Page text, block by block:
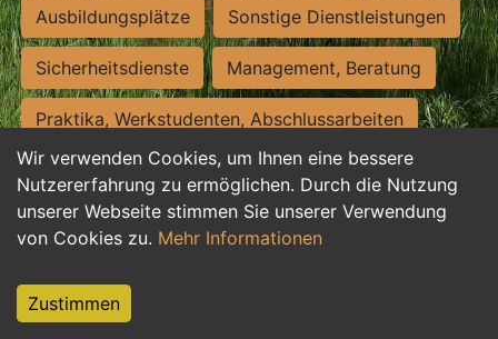
Wir verwenden Cookies, um Ihnen eine bessere
Nutzererfahrung zu ermöglichen. Durch die Nutzung
unserer Webseite stimmen Sie unserer Verwendung
von Cookies zu. Mehr Informationen
Zustimmen
Ausbildungsplätze Sonstige Dienstleistungen
Sicherheitsdienste Management, Beratung
Praktika, Werkstudenten, Abschlussarbeiten
Personalwesen Assistenz, Sekretariat
Hilfskräfte, Aushilfs- und Nebenjobs
Weiterbildung, Studium, duale Ausbildung